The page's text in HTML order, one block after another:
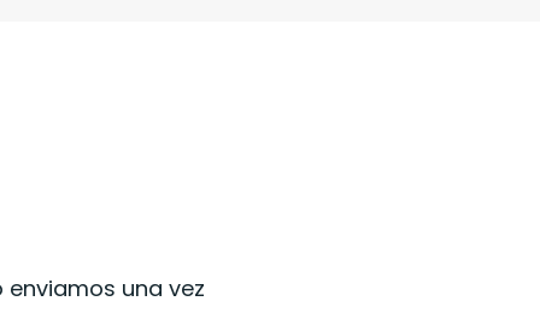
una vez